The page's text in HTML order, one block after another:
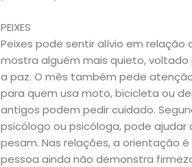
Buscar
PEIXES
Peixes pode sentir alívio em
mostra alguém mais quieto, voltado
a paz. O mês também pede
para quem usa moto, bicicleta ou
antigos podem pedir cuidado.
psicólogo ou psicóloga, pode
pesam. Nas relações, a orientação
pessoa ainda não demonstra